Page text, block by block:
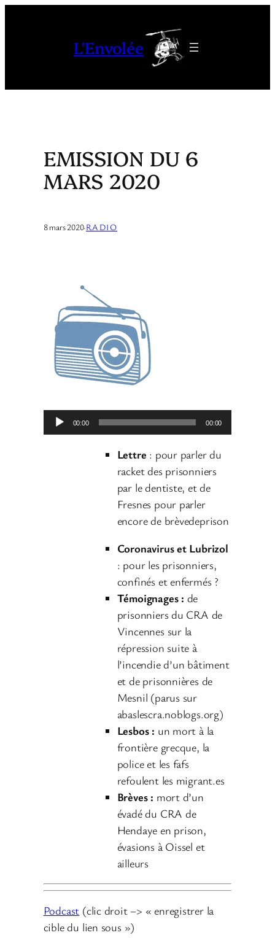
L'Envolée
EMISSION DU 6
MARS 2020
8 mars 2020·RADIO
e
00:00 00:00
Lettre : pour parler du
racket des prisonniers
par le dentiste, et de
Fresnes pour parler
encore de brèvedeprison
Coronavirus et Lubrizol
: pour les prisonniers,
confinés et enfermés ?
Témoignages : de
prisonniers du CRA de
Vincennes sur la
répression suite à
l’incendie d’un bâtiment
et de prisonnières de
Mesnil (parus sur
abaslescra.noblogs.org)
Lesbos : un mort à la
frontière grecque, la
police et les fafs
refoulent les migrant.es
Brèves : mort d’un
évadé du CRA de
Hendaye en prison,
évasions à Oissel et
ailleurs
Podcast (clic droit –> « enregistrer la
cible du lien sous »)